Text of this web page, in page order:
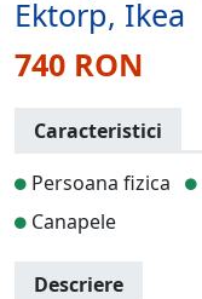
Ektorp, Ikea
740 RON
Caracteristici
Persoana fizica
Canapele
Descriere